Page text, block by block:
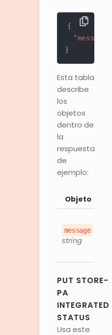
{
"message"
}
Esta tabla
describe
los
objetos
dentro de
la
respuesta
de
ejemplo:
Objeto
message
string
PUT STORE-
PA
INTEGRATED
STATUS
Usa este